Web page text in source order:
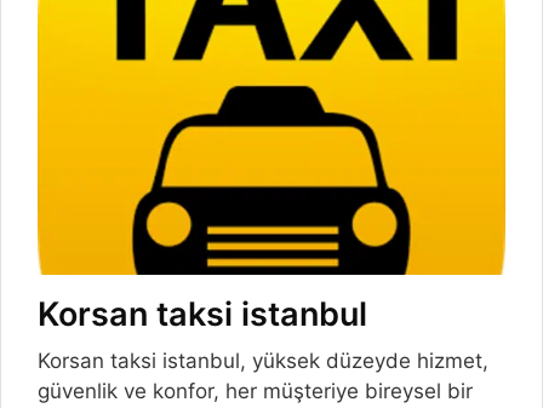
Korsan taksi istanbul
Korsan taksi istanbul, yüksek düzeyde hizmet,
güvenlik ve konfor, her müşteriye bireysel bir